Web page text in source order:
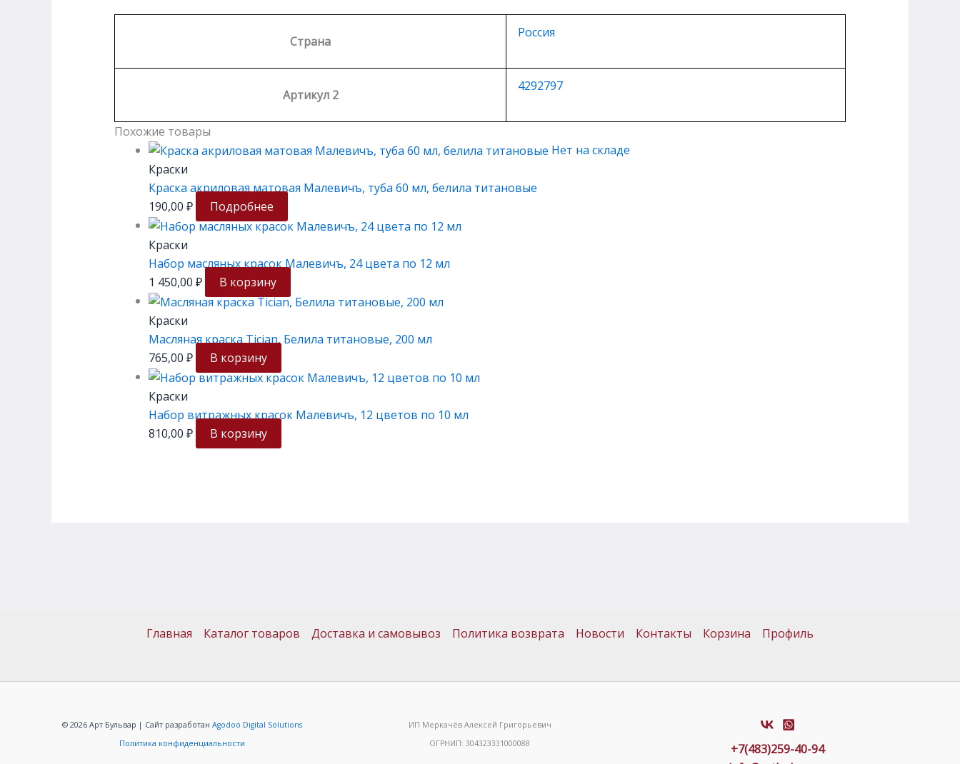
Страна
Россия
Артикул 2
4292797
Похожие товары
Нет на складе
Краски
Краска акриловая матовая Малевичъ, туба 60 мл, белила титановые
190,00 ₽ Подробнее
Краски
Набор масляных красок Малевичъ, 24 цвета по 12 мл
1 450,00 ₽ В корзину
Краски
Масляная краска Tician, Белила титановые, 200 мл
765,00 ₽ В корзину
Краски
Набор витражных красок Малевичъ, 12 цветов по 10 мл
810,00 ₽ В корзину
Главная Каталог товаров Доставка и самовывоз Политика возврата Новости Контакты Корзина Профиль
© 2026 Арт Бульвар | Сайт разработанAgodoo Digital Solutions
Политика конфиденциальности
ИП Меркачёв Алексей Григорьевич
ОГРНИП: 304323331000088
+7(483)259-40-94